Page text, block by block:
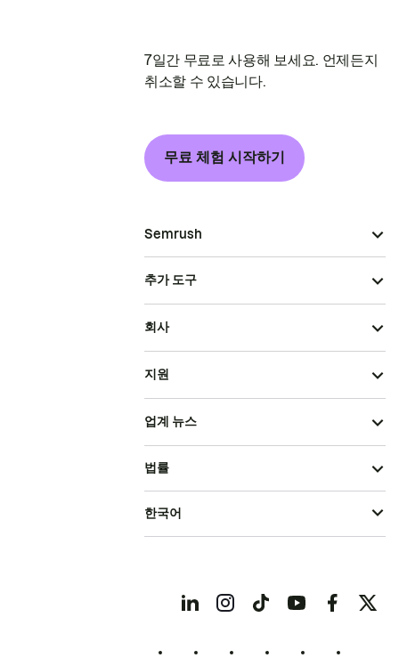
7일간 무료로 사용해 보세요. 언제든지
취소할 수 있습니다.
무료 체험 시작하기
Semrush
추가 도구
회사
지원
업계 뉴스
법률
한국어